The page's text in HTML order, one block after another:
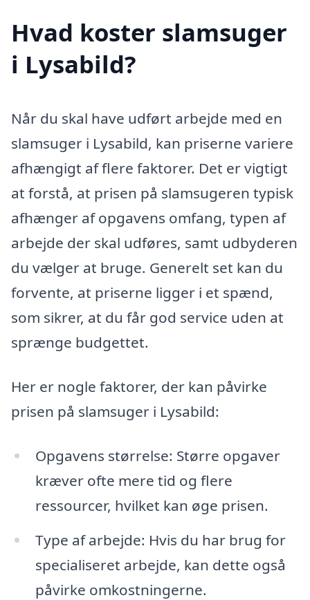
Hvad koster slamsuger
i Lysabild?
Når du skal have udført arbejde med en
slamsuger i Lysabild, kan priserne variere
afhængigt af flere faktorer. Det er vigtigt
at forstå, at prisen på slamsugeren typisk
afhænger af opgavens omfang, typen af
arbejde der skal udføres, samt udbyderen
du vælger at bruge. Generelt set kan du
forvente, at priserne ligger i et spænd,
som sikrer, at du får god service uden at
sprænge budgettet.
Her er nogle faktorer, der kan påvirke
prisen på slamsuger i Lysabild:
Opgavens størrelse: Større opgaver
kræver ofte mere tid og flere
ressourcer, hvilket kan øge prisen.
Type af arbejde: Hvis du har brug for
specialiseret arbejde, kan dette også
påvirke omkostningerne.